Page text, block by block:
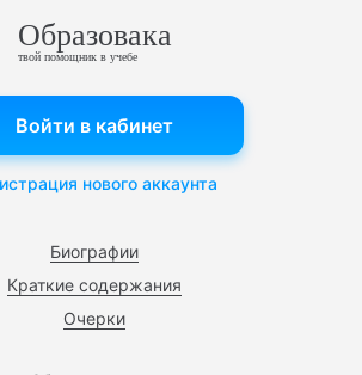
Образовака
твой помощник в учебе
Биографии
Краткие содержания
Очерки
Войти в кабинет
нового аккаунта